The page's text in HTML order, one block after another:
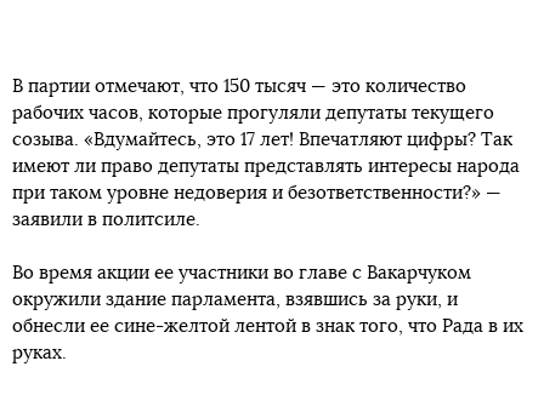
В партии отмечают, что 150 тысяч — это количество
рабочих часов, которые прогуляли депутаты текущего
созыва. «Вдумайтесь, это 17 лет! Впечатляют цифры? Так
имеют ли право депутаты представлять интересы народа
при таком уровне недоверия и безответственности?» —
заявили в политсиле.
Во время акции ее участники во главе с Вакарчуком
окружили здание парламента, взявшись за руки, и
обнесли ее сине-желтой лентой в знак того, что Рада в их
руках.